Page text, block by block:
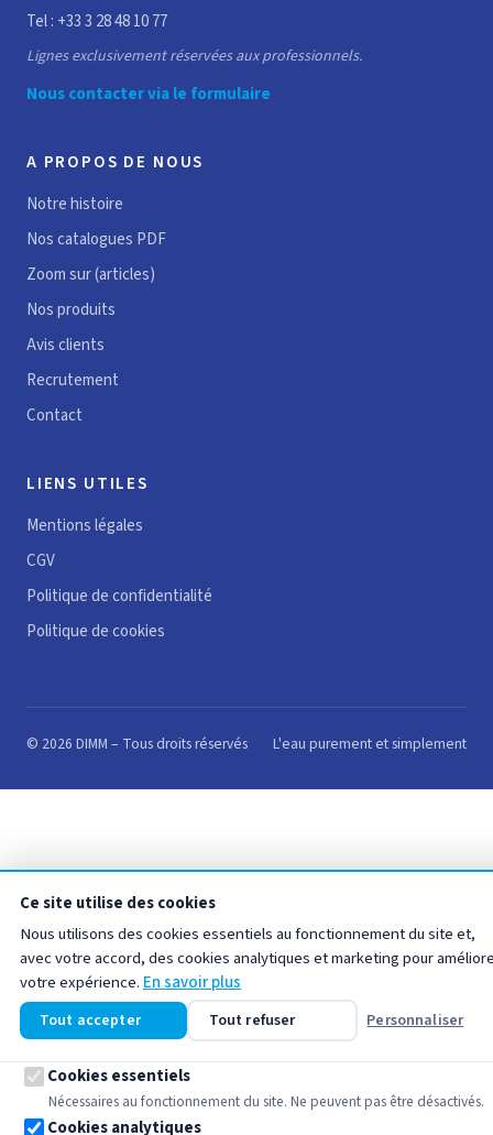
Tel : +33 3 28 48 10 77
Lignes exclusivement réservées aux professionnels.
Nous contacter via le formulaire
A PROPOS DE NOUS
Notre histoire
Nos catalogues PDF
Zoom sur (articles)
Nos produits
Avis clients
Recrutement
Contact
LIENS UTILES
Mentions légales
CGV
Politique de confidentialité
Politique de cookies
© 2026 DIMM – Tous droits réservés L'eau purement et simplement
Ce site utilise des cookies
Nous utilisons des cookies essentiels au fonctionnement du site et,
avec votre accord, des cookies analytiques et marketing pour
votre expérience. En savoir plus
Tout accepter Tout refuser Personnaliser
Cookies essentiels
Nécessaires au fonctionnement du site. Ne peuvent pas être désactivés.
Cookies analytiques